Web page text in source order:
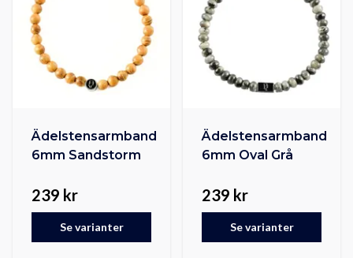
Ädelstensarmband
6mm Sandstorm
239 kr
Se varianter
Ädelstensarmband
6mm Oval Grå
239 kr
Se varianter